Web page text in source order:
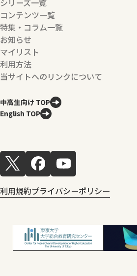
シリーズ一覧
コンテンツ一覧
特集・コラム一覧
お知らせ
マイリスト
利用方法
当サイトへのリンクについて
中高生向け TOP
English TOP
利用規約プライバシーポリシー